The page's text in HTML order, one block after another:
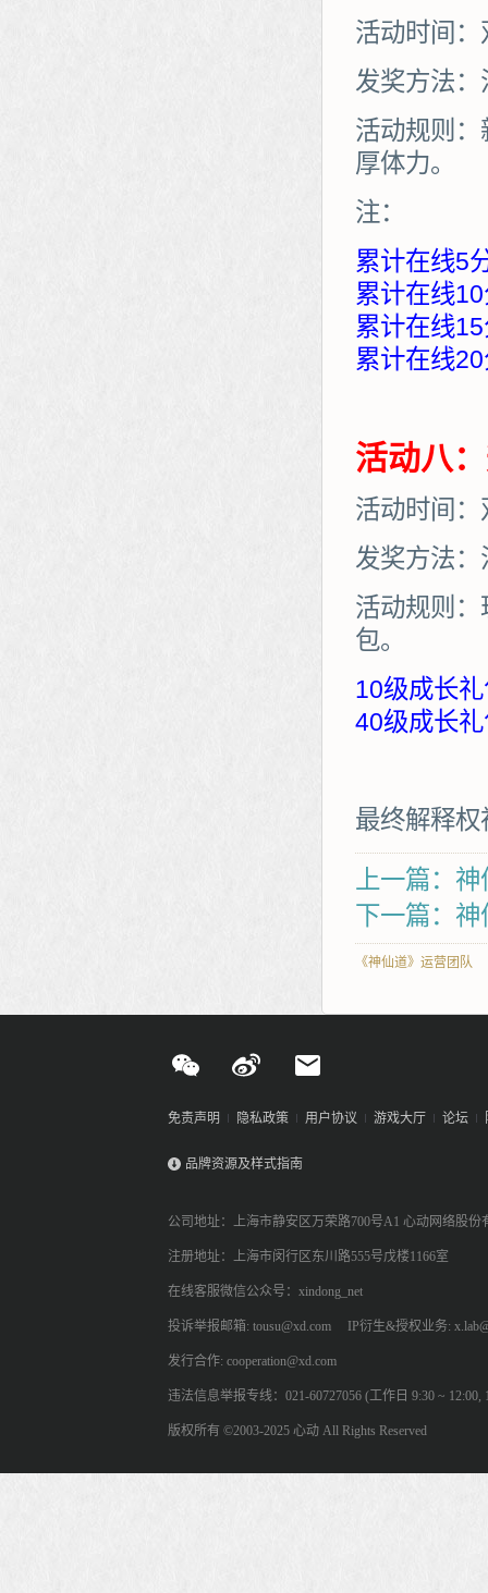
活动时间
发奖方法
活动规则
厚体力。
注：
累计在线5
累计在线
累计在线
累计在线
活动八
活动时间
发奖方法
活动规则
包。
10级成长
40级成长
最终解释
上一篇：
下一篇：
《神仙道》运营团队
免责声明 隐私政策 用户协议 游戏大厅 论坛
品牌资源及样式指南
公司地址：上海市静安区万荣路700号A1 心动网络股份
注册地址：上海市闵行区东川路555号戊楼1166室
在线客服微信公众号：xindong_net
投诉举报邮箱: tousu@xd.com IP衍生&授权业务:
发行合作: cooperation@xd.com
违法信息举报专线：021-60727056 (工作日 9:30 ~ 12:00,
版权所有 ©2003-2025 心动 All Rights Reserved